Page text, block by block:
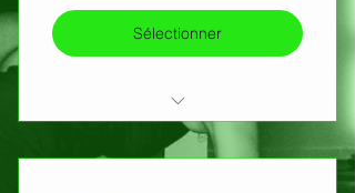
Sélectionner
Salle Fitness illimité